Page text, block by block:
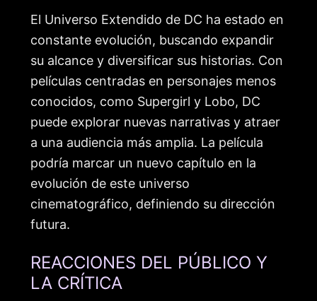
El Universo Extendido de DC ha estado en
constante evolución, buscando expandir
su alcance y diversificar sus historias. Con
películas centradas en personajes menos
conocidos, como Supergirl y Lobo, DC
puede explorar nuevas narrativas y atraer
a una audiencia más amplia. La película
podría marcar un nuevo capítulo en la
evolución de este universo
cinematográfico, definiendo su dirección
futura.
REACCIONES DEL PÚBLICO Y
LA CRÍTICA